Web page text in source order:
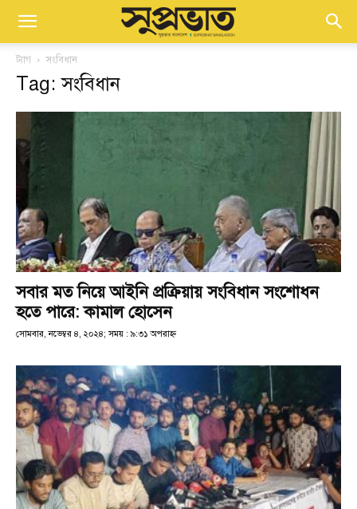
ট্যাগ সংবিধান
Tag: সংবিধান
সবার মত নিয়ে আইনি প্রক্রিয়ায় সংবিধান সংশোধন
হতে পারে: কামাল হোসেন
সোমবার, নভেম্বর ৪, ২০২৪; সময় : ৯:৩১ অপরাহ্ণ